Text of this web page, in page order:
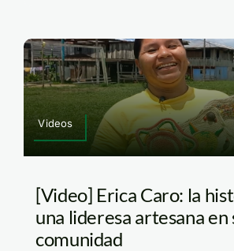
Videos
[Video] Erica Caro: la
una lideresa artesana en
comunidad